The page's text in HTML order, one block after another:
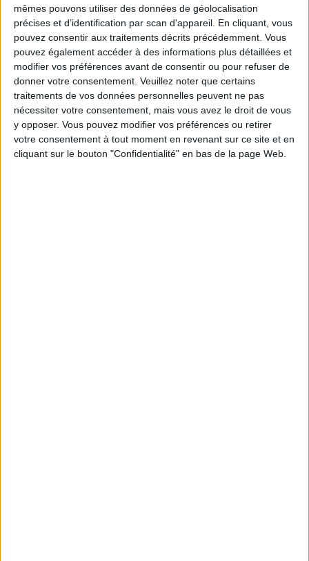
mêmes pouvons utiliser des données de géolocalisation
précises et d’identification par scan d'appareil. En cliquant, vous
pouvez consentir aux traitements décrits précédemment. Vous
pouvez également accéder à des informations plus détaillées et
modifier vos préférences avant de consentir ou pour refuser de
donner votre consentement. Veuillez noter que certains
traitements de vos données personnelles peuvent ne pas
nécessiter votre consentement, mais vous avez le droit de vous
y opposer. Vous pouvez modifier vos préférences ou retirer
votre consentement à tout moment en revenant sur ce site et en
cliquant sur le bouton "Confidentialité" en bas de la page Web.
Combien de kilos souhaitez-vous perdre ?
Moins de
5 kilos
De 5 à 10
kilos
Plus de
10 kilos